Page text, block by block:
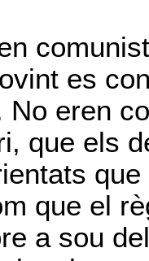
es
eren
que els
que el
a sou